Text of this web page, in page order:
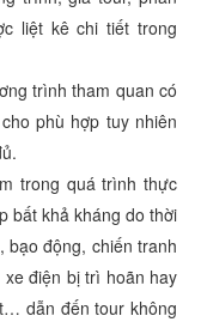
liệt kê chi tiết trong
trình tham quan có
phù hợp tuy nhiên
trong quá trình thực
bất khả kháng do thời
bạo động, chiến tranh
điện bị trì hoãn hay
dẫn đến tour không